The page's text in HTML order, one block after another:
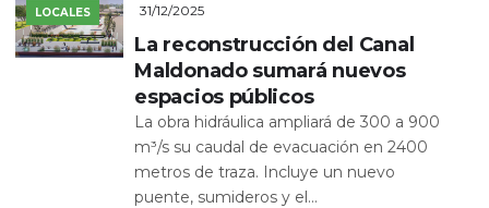
LOCALES 31/12/2025
La reconstrucción del Canal
Maldonado sumará nuevos
espacios públicos
La obra hidráulica ampliará de 300 a 900
m³/s su caudal de evacuación en 2400
metros de traza. Incluye un nuevo
puente, sumideros y el...